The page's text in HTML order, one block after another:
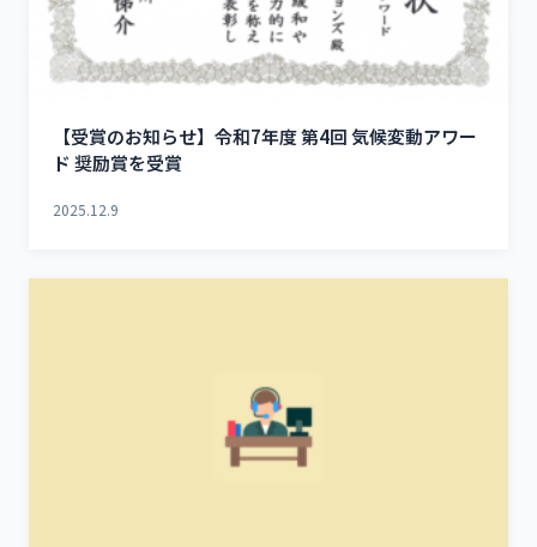
【受賞のお知らせ】令和7年度 第4回 気候変動アワー
ド 奨励賞を受賞
2025.12.9